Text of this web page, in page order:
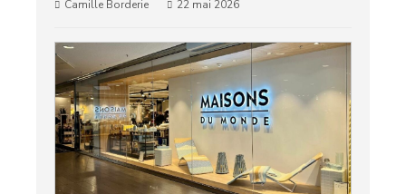
Camille Borderie 22 mai 2026